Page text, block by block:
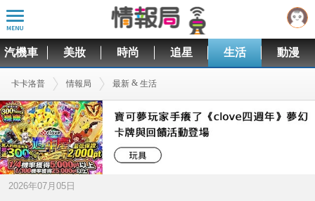
汽機車 美妝 時尚 追星 生活 動漫
卡卡洛普 情報局 最新 & 生活
2026年07月05日